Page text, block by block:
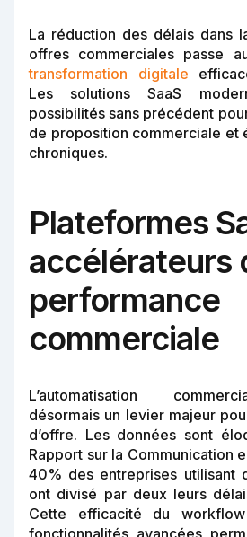
La réduction des délais dans
offres commerciales passe
transformation digitale
Les solutions SaaS
possibilités sans précédent
de proposition commerciale et
chroniques.
Plateformes
accélérateurs
performance
commerciale
L’automatisation
désormais un levier majeur
d’offre. Les données sont
Rapport sur la Communication
40% des entreprises utilisant
ont divisé par deux leurs
Cette efficacité du